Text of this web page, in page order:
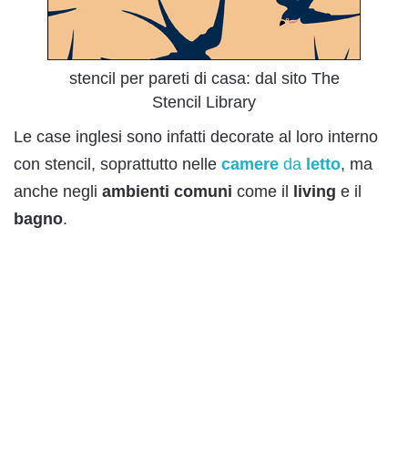
stencil per pareti di casa: dal sito The
Stencil Library
Le case inglesi sono infatti decorate al loro interno
con stencil, soprattutto nelle camere da letto, ma
anche negli ambienti comuni come il living e il
bagno.